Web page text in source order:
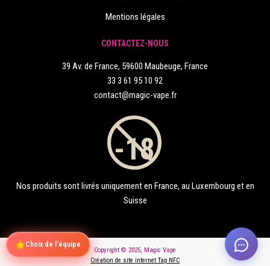
Mentions légales
CONTACTEZ-NOUS
39 Av. de France, 59600 Maubeuge, France
33 3 61 95 10 92
contact@magic-vape.fr
Nos produits sont livrés uniquement en France, au Luxembourg et en
Suisse
Copyright © 2025, Magic Vape
Création de site internet Tap NFC
Choix de l'équipe